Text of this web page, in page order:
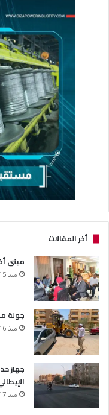
أخر المقالات
مبنى أخضر
منذ 15 ساعة
جولة
منذ 16 ساعة
جهاز
منذ 17 ساعة